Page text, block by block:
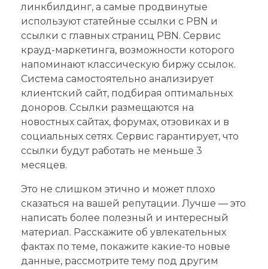
линкбилдинг, а самые продвинутые
используют статейные ссылки с PBN и
ссылки с главных страниц PBN. Сервис
крауд-маркетинга, возможности которого
напоминают классическую биржу ссылок.
Система самостоятельно анализирует
клиентский сайт, подбирая оптимальных
доноров. Ссылки размещаются на
новостных сайтах, форумах, отзовиках и в
социальных сетях. Сервис гарантирует, что
ссылки будут работать не меньше 3
месяцев.
Это не слишком этично и может плохо
сказаться на вашей репутации. Лучше — это
написать более полезный и интересный
материал. Расскажите об увлекательных
фактах по теме, покажите какие-то новые
данные, рассмотрите тему под другим